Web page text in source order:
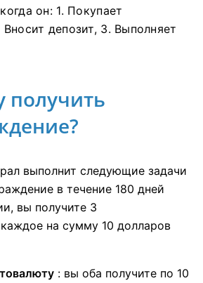
он: 1. Покупает
депозит, 3. Выполняет
получить
выполнит следующие задачи
в течение 180 дней
вы получите 3
на сумму 10 долларов
: вы оба получите по 10